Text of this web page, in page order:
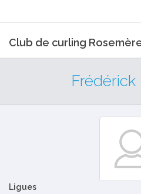
Club de curling
Frédérick
Ligues